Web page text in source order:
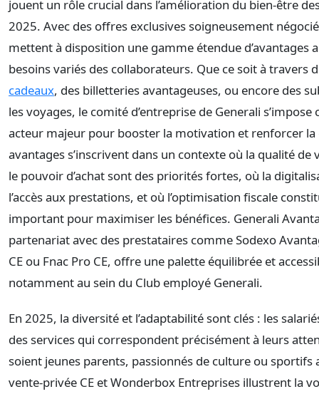
jouent un rôle crucial dans l’amélioration du bien-être
2025. Avec des offres exclusives soigneusement
mettent à disposition une gamme étendue d’avantages
besoins variés des collaborateurs. Que ce soit à travers
cadeaux, des billetteries avantageuses, ou encore des
les voyages, le comité d’entreprise de Generali s’impose
acteur majeur pour booster la motivation et renforcer la
avantages s’inscrivent dans un contexte où la qualité de
le pouvoir d’achat sont des priorités fortes, où la
l’accès aux prestations, et où l’optimisation fiscale
important pour maximiser les bénéfices. Generali
partenariat avec des prestataires comme Sodexo
CE ou Fnac Pro CE, offre une palette équilibrée et
notamment au sein du Club employé Generali.
En 2025, la diversité et l’adaptabilité sont clés : les
des services qui correspondent précisément à leurs
soient jeunes parents, passionnés de culture ou sportifs
vente-privée CE et Wonderbox Entreprises illustrent la